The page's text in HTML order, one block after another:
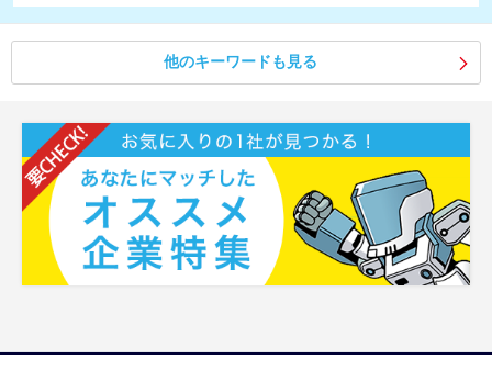
他のキーワードも見る